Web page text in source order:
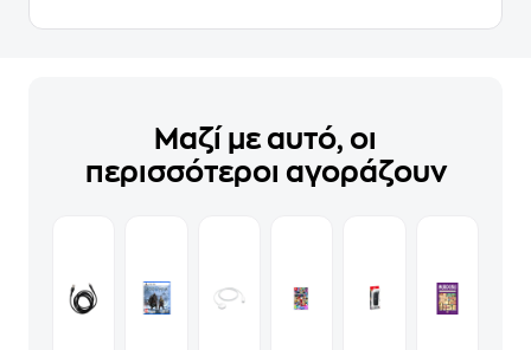
Μαζί με αυτό, οι
περισσότεροι αγοράζουν